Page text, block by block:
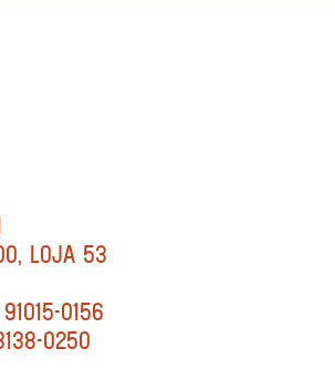
LOJA 53
0156
0250